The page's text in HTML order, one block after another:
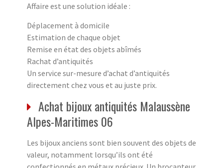
Affaire est une solution idéale :
Déplacement à domicile
Estimation de chaque objet
Remise en état des objets abîmés
Rachat d’antiquités
Un service sur-mesure d’achat d’antiquités
directement chez vous et au juste prix.
Achat bijoux antiquités Malaussène
Alpes-Maritimes 06
Les bijoux anciens sont bien souvent des objets de
valeur, notamment lorsqu’ils ont été